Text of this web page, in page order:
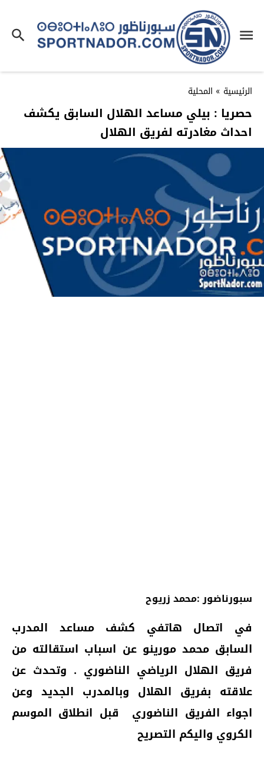
الرئيسية » المحلية
حصريا : بيلي مساعد الهلال السابق يكشف
احداث مغادرته لفريق الهلال
سبورناضور :محمد زريوح
في اتصال هاتفي كشف مساعد المدرب
السابق محمد مورينو عن اسباب استقالته من
فريق الهلال الرياضي الناضوري . وتحدث عن
علاقته بفريق الهلال وبالمدرب الجديد وعن
اجواء الفريق الناضوري قبل انطلاق الموسم
الكروي واليكم التصريح